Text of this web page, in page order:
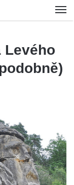
Levého